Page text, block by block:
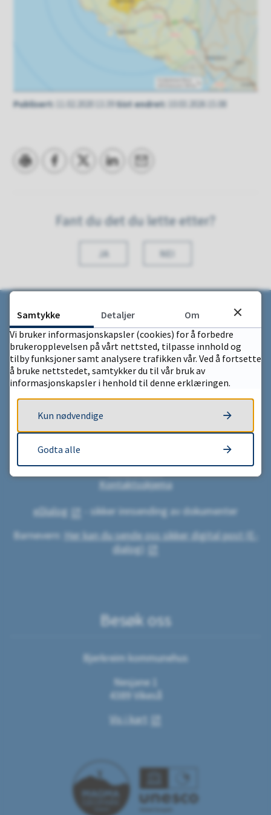
Publisert 11.02.2020 13.39Sist endret 10.03.2026 15.08
Fant du det du lette etter?
JA NEI
Skriv til oss
Bjerkreim kommune
Org.nummer: 970 490 361
Kontaktsskjema
eDialog
- sikker innsending av dokumenter
Barnevern: Her kan du sende oss sikker digital post (E-
dialog)
Besøk oss
Bjerkreim kommunehus
Nesjane 1
4389 Vikeså
Vis i kart
Samtykke Detaljer
Om
Vi bruker informasjonskapsler (cookies) for å forbedre
brukeropplevelsen på vårt nettsted, tilpasse innhold og
tilby funksjoner samt analysere trafikken vår. Ved å fortsette
å bruke nettstedet, samtykker du til vår bruk av
informasjonskapsler i henhold til denne erklæringen.
Kun nødvendige
Godta alle